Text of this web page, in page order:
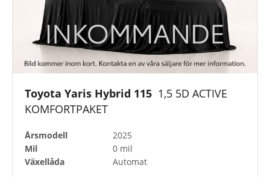
Toyota Yaris Hybrid 115 1,5 5D ACTIVE
KOMFORTPAKET
Årsmodell
2025
Mil
0 mil
Växellåda
Automat